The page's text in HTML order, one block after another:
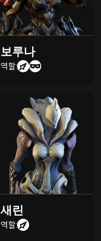
보루나
역할:
새린
역할: